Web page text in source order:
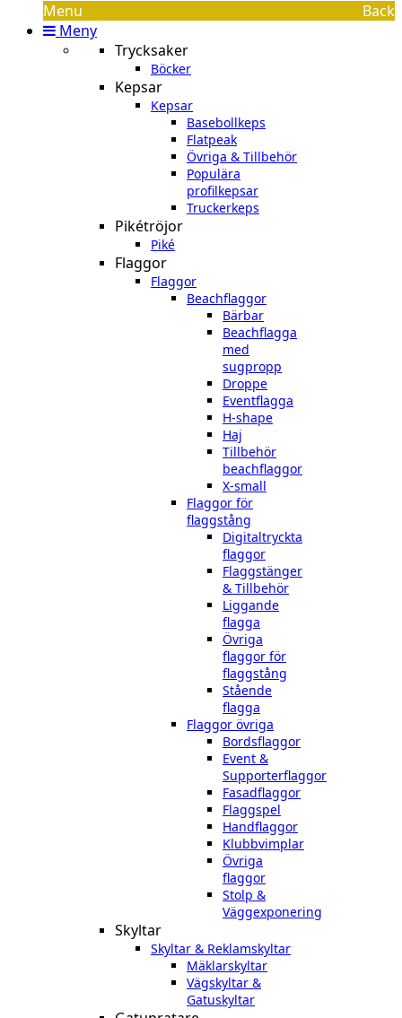
Menu
Back
Meny
Trycksaker
Böcker
Kepsar
Kepsar
Basebollkeps
Flatpeak
Övriga & Tillbehör
Populära
profilkepsar
Truckerkeps
Pikétröjor
Piké
Flaggor
Flaggor
Beachflaggor
Bärbar
Beachflagga
med
sugpropp
Droppe
Eventflagga
H-shape
Haj
Tillbehör
beachflaggor
X-small
Flaggor för
flaggstång
Digitaltryckta
flaggor
Flaggstänger
& Tillbehör
Liggande
flagga
Övriga
flaggor för
flaggstång
Stående
flagga
Flaggor övriga
Bordsflaggor
Event &
Supporterflaggor
Fasadflaggor
Flaggspel
Handflaggor
Klubbvimplar
Övriga
flaggor
Stolp &
Väggexponering
Skyltar
Skyltar & Reklamskyltar
Mäklarskyltar
Vägskyltar &
Gatuskyltar